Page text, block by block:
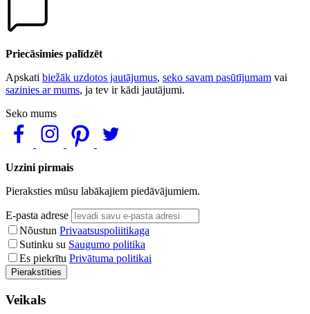
Priecāsimies palīdzēt
Apskati biežāk uzdotos jautājumus, seko savam pasūtījumam vai
sazinies ar mums, ja tev ir kādi jautājumi.
Seko mums
Uzzini pirmais
Pieraksties mūsu labākajiem piedāvājumiem.
E-pasta adrese
Nõustun Privaatsuspoliitikaga
Sutinku su Saugumo politika
Es piekrītu Privātuma politikai
Pierakstīties
Veikals